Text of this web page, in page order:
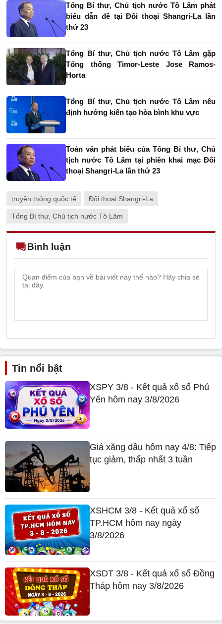
Tổng Bí thư, Chủ tịch nước Tô Lâm phát
biểu dẫn đề tại Đối thoại Shangri-La lần
thứ 23
Tổng Bí thư, Chủ tịch nước Tô Lâm gặp
Tổng thống Timor-Leste Jose Ramos-
Horta
Tổng Bí thư, Chủ tịch nước Tô Lâm nêu
định hướng kiến tạo hòa bình khu vực
Toàn văn phát biểu của Tổng Bí thư, Chủ
tịch nước Tô Lâm tại phiên khai mạc Đối
thoại Shangri-La lần thứ 23
truyền thông quốc tế Đối thoại Shangri-La
Tổng Bí thư, Chủ tịch nước Tô Lâm
Bình luận
Tin nổi bật
XSPY 3/8 - Kết quả xổ số Phú
Yên hôm nay 3/8/2026
Giá xăng dầu hôm nay 4/8: Tiếp
tục giảm, thấp nhất 3 tuần
XSHCM 3/8 - Kết quả xổ số
TP.HCM hôm nay ngày
3/8/2026
XSDT 3/8 - Kết quả xổ số Đồng
Tháp hôm nay 3/8/2026